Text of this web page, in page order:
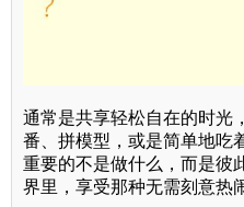
通常是共享轻松自在的时光
番、拼模型，或是简单地吃
重要的不是做什么，而是彼
界里，享受那种无需刻意热